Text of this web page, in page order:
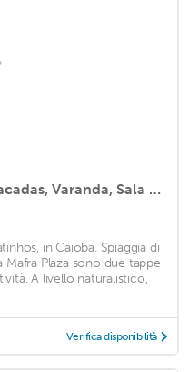
Amplo, um por Andar, Três Sacadas, Varanda, Sala com 3 Ambientes, 150 m da Praia
in Caioba. Spiaggia di
Mafra Plaza sono due tappe
A livello naturalistico,
Verifica disponibilità